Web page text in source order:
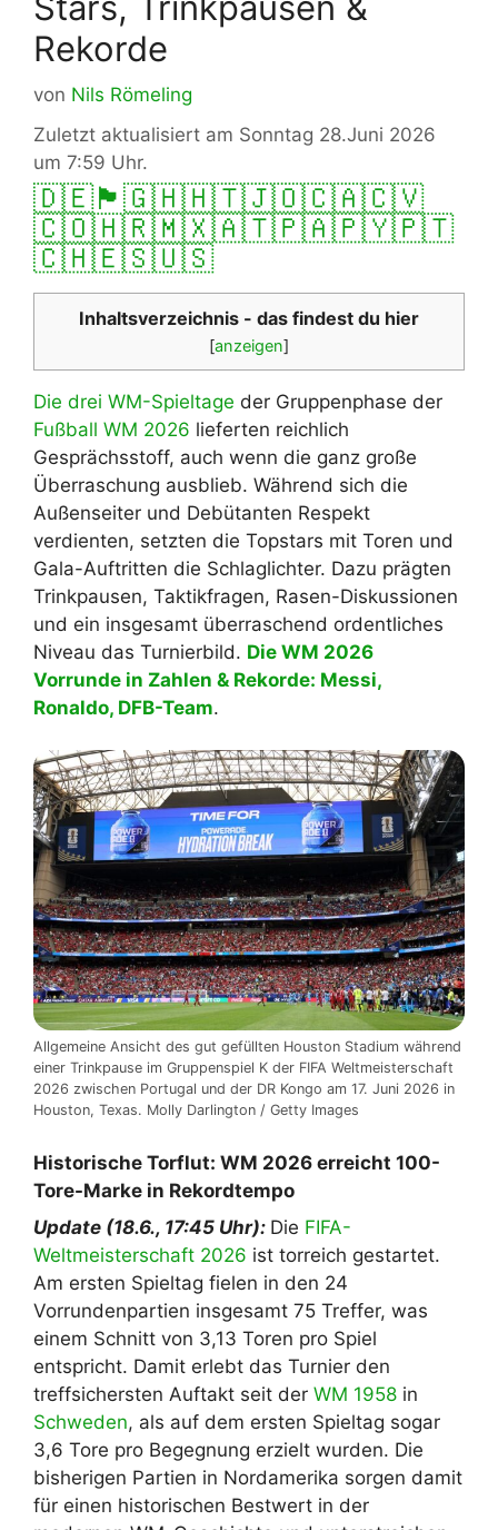
Rekorde
von Nils Römeling
Zuletzt aktualisiert am Sonntag 28.Juni 2026
um 7:59 Uhr.
🇩🇪🏴󠁧󠁢󠁥󠁮󠁧󠁿🇬🇭🇭🇹🇯🇴🇨🇦🇨🇻
🇨🇴🇭🇷🇲🇽🇦🇹🇵🇦🇵🇾🇵🇹
🇨🇭🇪🇸🇺🇸
Inhaltsverzeichnis - das findest du hier
[anzeigen]
Die drei WM-Spieltage der Gruppenphase der
Fußball WM 2026 lieferten reichlich
Gesprächsstoff, auch wenn die ganz große
Überraschung ausblieb. Während sich die
Außenseiter und Debütanten Respekt
verdienten, setzten die Topstars mit Toren und
Gala-Auftritten die Schlaglichter. Dazu prägten
Trinkpausen, Taktikfragen, Rasen-Diskussionen
und ein insgesamt überraschend ordentliches
Niveau das Turnierbild. Die WM 2026
Vorrunde in Zahlen & Rekorde: Messi,
Ronaldo, DFB-Team.
Allgemeine Ansicht des gut gefüllten Houston Stadium während
einer Trinkpause im Gruppenspiel K der FIFA Weltmeisterschaft
2026 zwischen Portugal und der DR Kongo am 17. Juni 2026 in
Houston, Texas. Molly Darlington / Getty Images
Historische Torflut: WM 2026 erreicht 100-
Tore-Marke in Rekordtempo
Update (18.6., 17:45 Uhr): Die FIFA-
Weltmeisterschaft 2026 ist torreich gestartet.
Am ersten Spieltag fielen in den 24
Vorrundenpartien insgesamt 75 Treffer, was
einem Schnitt von 3,13 Toren pro Spiel
entspricht. Damit erlebt das Turnier den
treffsichersten Auftakt seit der WM 1958 in
Schweden, als auf dem ersten Spieltag sogar
3,6 Tore pro Begegnung erzielt wurden. Die
bisherigen Partien in Nordamerika sorgen damit
für einen historischen Bestwert in der